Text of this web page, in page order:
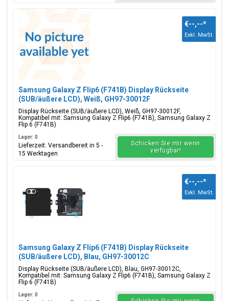
Samsung Galaxy Z Flip6 (F741B) Display Rückseite
(SUB/äußere LCD), Weiß, GH97-30012F
Display Rückseite (SUB/äußere LCD), Weiß, GH97-30012F,
Kompatibel mit: Samsung Galaxy Z Flip6 (F741B), Samsung Galaxy Z
Flip 6 (F741B)
€--,--*
Exkl. MwSt.
Lager: 0
Lieferzeit: Versandbereit in 5 -
15 Werktagen
Schicken Sie mir wenn
verfügbar!
Samsung Galaxy Z Flip6 (F741B) Display Rückseite
(SUB/äußere LCD), Blau, GH97-30012C
Display Rückseite (SUB/äußere LCD), Blau, GH97-30012C,
Kompatibel mit: Samsung Galaxy Z Flip6 (F741B), Samsung Galaxy Z
Flip 6 (F741B)
€--,--*
Exkl. MwSt.
Lager: 0